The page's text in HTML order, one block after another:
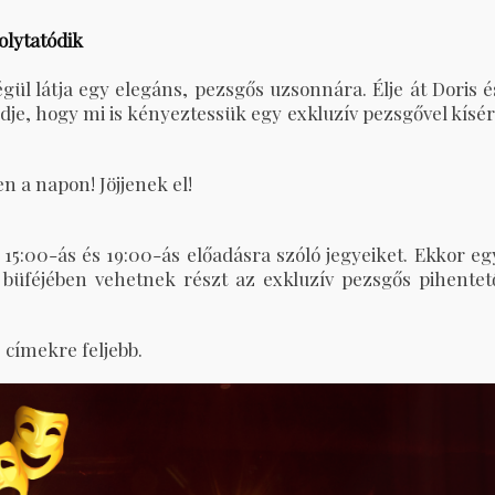
látja egy elegáns, pezsgős uzsonnára. Élje át Doris
hogy mi is kényeztessük egy exkluzív pezsgővel
a napon! Jöjjenek el!
ás és 19:00-ás előadásra szóló jegyeiket. Ekkor
vehetnek részt az exkluzív pezsgős
feljebb.